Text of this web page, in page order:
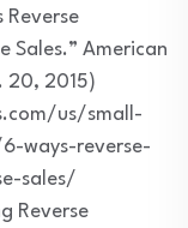
Reverse
Sales.” American
20, 2015)
us/small-
ways-reverse-
sales/
Reverse